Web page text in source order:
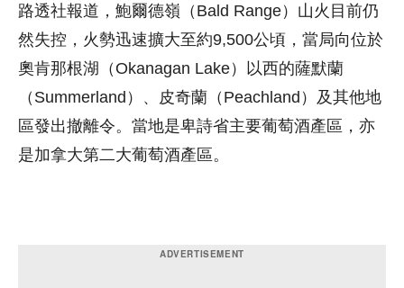
路透社報道，鮑爾德嶺（Bald Range）山火目前仍
然失控，火勢迅速擴大至約9,500公頃，當局向位於
奧肯那根湖（Okanagan Lake）以西的薩默蘭
（Summerland）、皮奇蘭（Peachland）及其他地
區發出撤離令。當地是卑詩省主要葡萄酒產區，亦
是加拿大第二大葡萄酒產區。